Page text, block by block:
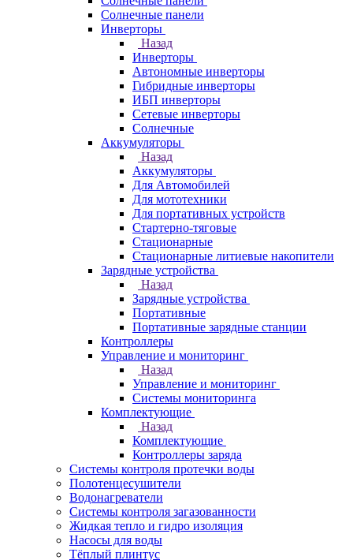
Солнечные панели
Инверторы
Назад
Инверторы
Автономные инверторы
Гибридные инверторы
ИБП инверторы
Сетевые инверторы
Солнечные
Аккумуляторы
Назад
Аккумуляторы
Для Автомобилей
Для мототехники
Для портативных устройств
Стартерно-тяговые
Стационарные
Стационарные литиевые накопители
Зарядные устройства
Назад
Зарядные устройства
Портативные
Портативные зарядные станции
Контроллеры
Управление и мониторинг
Назад
Управление и мониторинг
Системы мониторинга
Комплектующие
Назад
Комплектующие
Контроллеры заряда
Системы контроля протечки воды
Полотенцесушители
Водонагреватели
Системы контроля загазованности
Жидкая тепло и гидро изоляция
Насосы для воды
Тёплый плинтус